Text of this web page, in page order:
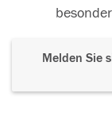
Melden Sie